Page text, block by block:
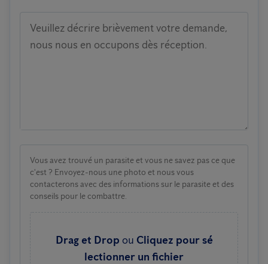
Veuillez décrire brièvement votre demande,
nous nous en occupons dès réception.
Vous avez trouvé un parasite et vous ne savez pas ce que
c'est ? Envoyez-nous une photo et nous vous
contacterons avec des informations sur le parasite et des
conseils pour le combattre.
Drag et Drop ou Cliquez pour sé
lectionner un fichier